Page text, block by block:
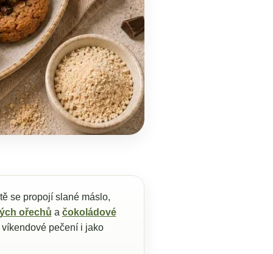
se propojí slané máslo,
ořechů a čokoládové
pečení i jako